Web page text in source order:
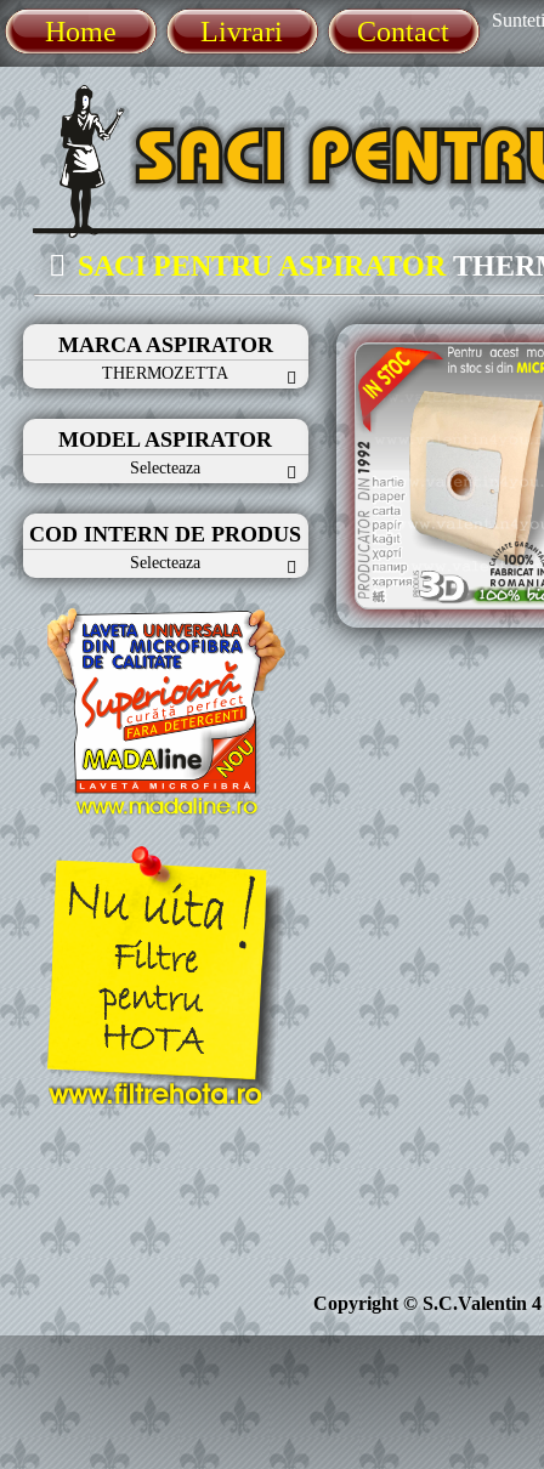
Home Livrari Contact
SACI PENTRU ASPIRATOR
MARCA ASPIRATOR
THERMOZETTA
MODEL ASPIRATOR
Selecteaza
COD INTERN DE PRODUS
Selecteaza
Copyright © S.C.Valentin